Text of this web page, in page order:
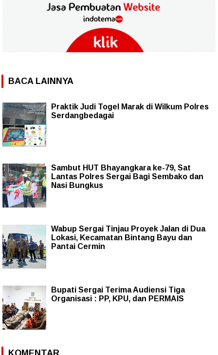
BACA LAINNYA
Praktik Judi Togel Marak di Wilkum Polres
Serdangbedagai
Sambut HUT Bhayangkara ke-79, Sat
Lantas Polres Sergai Bagi Sembako dan
Nasi Bungkus
Wabup Sergai Tinjau Proyek Jalan di Dua
Lokasi, Kecamatan Bintang Bayu dan
Pantai Cermin
Bupati Sergai Terima Audiensi Tiga
Organisasi : PP, KPU, dan PERMAIS